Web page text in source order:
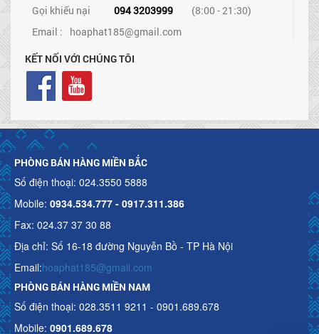
Gọi khiếu nại
094 3203999
(8:00 - 21:30)
Email : hoaphat185@gmail.com
KẾT NỐI VỚI CHÚNG TÔI
PHÒNG BÁN HÀNG MIỀN BẮC
Số điện thoại: 024.3550 5888
Mobile: 0934.534.777 - 0917.311.386
Fax: 024.37 37 30 88
Địa chỉ: Số 16-18 đường Nguyễn Bồ - TP Hà Nội
Email:hoaphat185@gmail.com
PHÒNG BÁN HÀNG MIỀN NAM
Số điện thoại: 028.3511 9211 - 0901.689.678
Mobile: 0901.689.678